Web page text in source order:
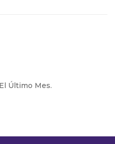
Último Mes.